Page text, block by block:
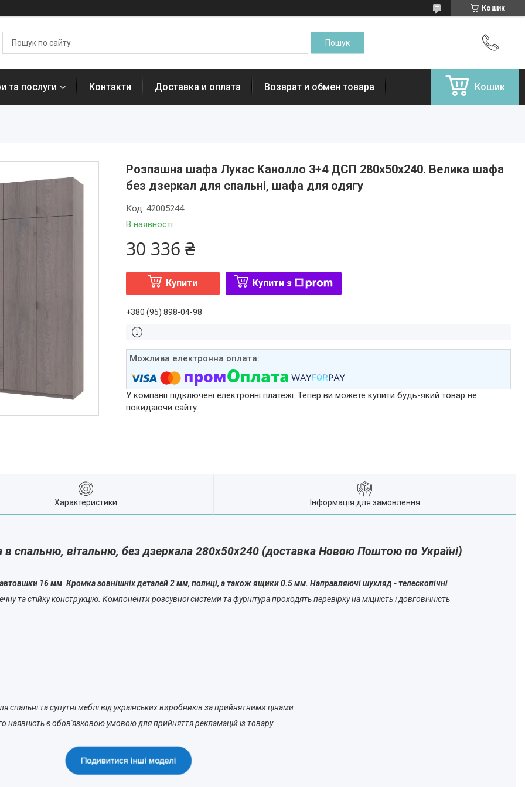
Кошик
та послуги Контакти Доставка и оплата Возврат и обмен товара Кошик
Розпашна шафа Лукас Канолло 3+4 ДСП 280х50х240. Велика шафа
без дзеркал для спальні, шафа для одягу
В наявності
Код: 42005244
30 336 ₴
Купити Купити з
+380 (95) 898-04-98
У компанії підключені електронні платежі. Тепер ви можете купити будь-який товар не
покидаючи сайту.
Характеристики Інформація для замовлення
спальню, вітальню, без дзеркала 280х50х240 (доставка Новою Поштою по Україні)
16 мм Кромка зовнішніх деталей 2 мм, полиці, а також ящики 0.5 мм. Направляючі шухляд - телескопічні
та стійку конструкцію. Компоненти розсувної системи та фурнітура проходять перевірку на міцність і довговічність
та супутні меблі від українських виробників за прийнятними цінами.
є обов'язковою умовою для прийняття рекламацій із товару.